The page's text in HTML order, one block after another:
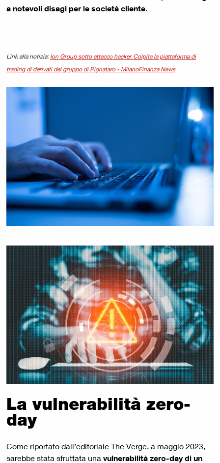
a notevoli disagi per le società cliente.
Link alla notizia: Ion Group sotto attacco hacker. Colpita la piattaforma di
trading di derivati del gruppo di Pignataro - MilanoFinanza News
La vulnerabilità zero-
day
Come riportato dall’editoriale The Verge, a maggio 2023,
sarebbe stata sfruttata una vulnerabilità zero-day di un